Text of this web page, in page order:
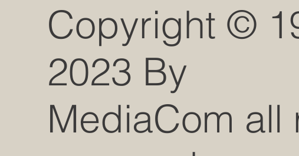
Copyright ©
2023 By
MediaCom all